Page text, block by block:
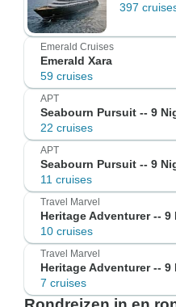
397
Emerald Cruises
Emerald Xara
59 cruises
APT
Seabourn Pursuit -- 9
22 cruises
APT
Seabourn Pursuit -- 9
11 cruises
Travel Marvel
Heritage Adventurer --
10 cruises
Travel Marvel
Heritage Adventurer --
7 cruises